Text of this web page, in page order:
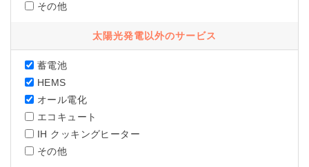
その他
太陽光発電以外のサービス
蓄電池
HEMS
オール電化
エコキュート
IH クッキングヒーター
その他